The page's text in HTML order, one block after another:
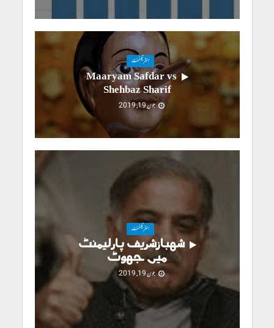
انٹرٹینمنٹ
Maaryam Safdar vs
Shehbaz Sharif
جون 19, 2019
انٹرٹینمنٹ
شہبازشریف پارلیمنٹ
میں جھوٹ
جون 19, 2019